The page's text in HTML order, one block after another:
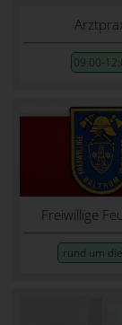
09:00-
Freiwillige
rund um